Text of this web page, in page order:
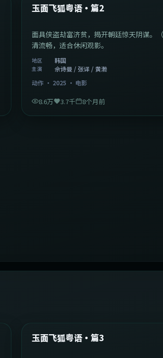
热门
玉面飞狐粤语·篇2
面具侠盗劫富济贫，揭开朝廷惊天阴谋。
清流畅，适合休闲观影。
地区 韩国
主演
佘诗曼 / 张译 / 黄渤
动作· 2025 · 电影
8.6万 3.7千 8个月前
最新
玉面飞狐粤语·篇3